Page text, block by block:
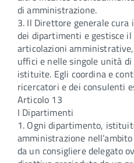
di amministrazione.
3. Il Direttore generale
dei dipartimenti e gestisce
articolazioni
uffici e nelle singole unità
istituite. Egli coordina e
ricercatori e dei consulenti
Articolo 13
I Dipartimenti
1. Ogni dipartimento,
amministrazione
da un consigliere delegato